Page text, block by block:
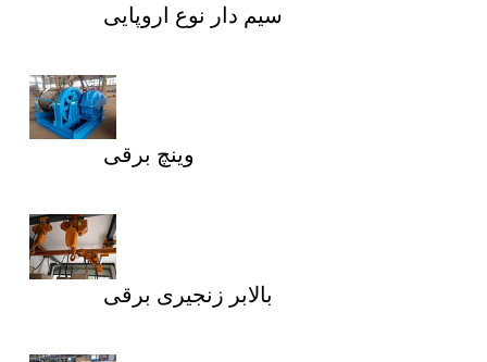
سیم دار نوع اروپایی
وینچ برقی
بالابر زنجیری برقی